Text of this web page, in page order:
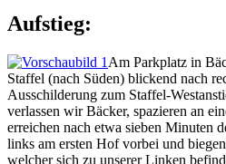
Aufstieg:
Am Parkplatz in
Staffel (nach Süden) blickend nach
Ausschilderung zum Staffel-
verlassen wir Bäcker, spazieren an
erreichen nach etwa sieben Minuten
links am ersten Hof vorbei und
welcher sich zu unserer Linken